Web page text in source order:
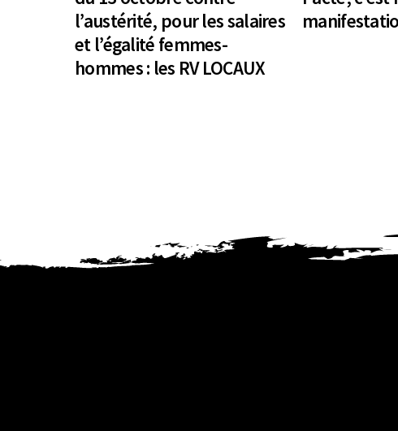
l’austérité, pour les salaires
et l’égalité femmes-
hommes : les RV LOCAUX